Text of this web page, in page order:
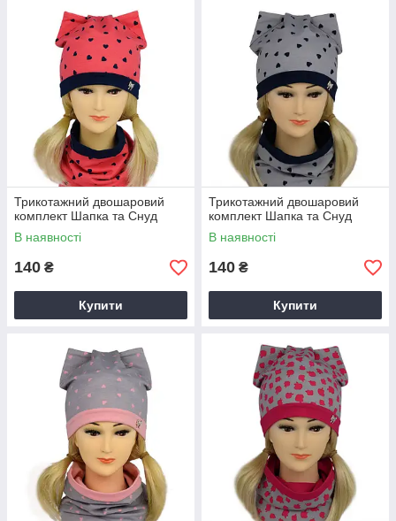
Трикотажний двошаровий
комплект Шапка та Снуд
В наявності
140 ₴
Купити
Трикотажний двошаровий
комплект Шапка та Снуд
В наявності
140 ₴
Купити